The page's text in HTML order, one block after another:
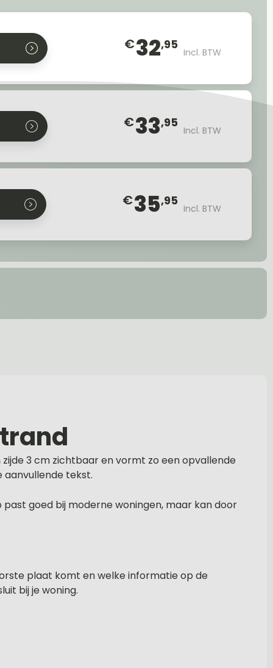
€32,95
Incl. BTW
€33,95
Incl. BTW
€35,95
Incl. BTW
3 cm zichtbaar en vormt zo een opvallende
tekst.
goed bij moderne woningen, maar kan door
plaat komt en welke informatie op de
bij je woning.